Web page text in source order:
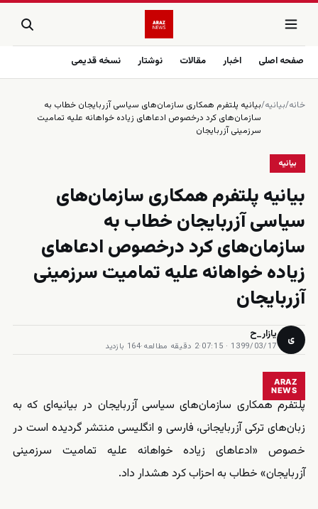
صفحه اصلی اخبار مقالات نوشتار نسخه قدیمی
خانه/بیانیه/بیانیه پلتفرم همکاری سازمان‌های سیاسی آزربایجان خطاب به
سازمان‌های کرد درخصوص ادعاهای زیاده خواهانه علیه تمامیت
سرزمینی آزربایجان
بیانیه
بیانیه پلتفرم همکاری سازمان‌های
سیاسی آزربایجان خطاب به
سازمان‌های کرد درخصوص ادعاهای
زیاده خواهانه علیه تمامیت سرزمینی
آزربایجان
ی یازار_ح
1399/03/17 · 07:15
·2 دقیقه مطالعه ·164 بازدید
ARAZ
NEWS
پلتفرم همکاری سازمان‌های سیاسی آزربایجان در بیانیه‌ای که به
زبان‌های ترکی آزربایجانی، فارسی و انگلیسی منتشر گردیده است در
خصوص «ادعاهای زیاده خواهانه علیه تمامیت سرزمینی
آزربایجان» خطاب به احزاب کرد هشدار داد.